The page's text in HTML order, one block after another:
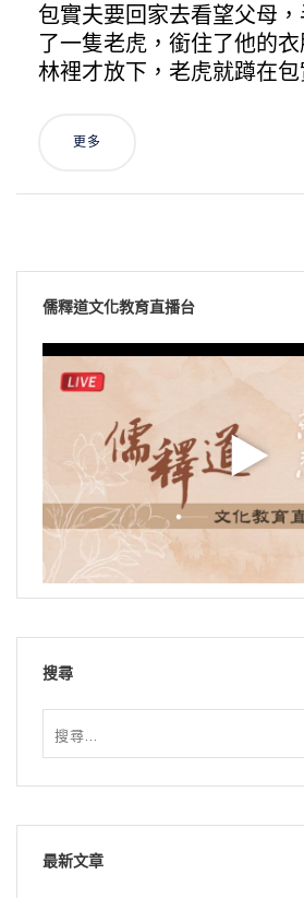
包實夫要回家去看望父母
了一隻老虎，銜住了他的
林裡才放下，老虎就蹲在包
更多
儒釋道文化教育直播台
搜尋
最新文章